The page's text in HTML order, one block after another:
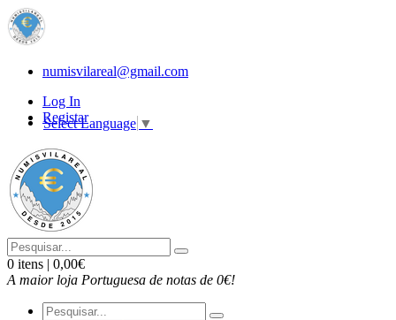
numisvilareal@gmail.com
Log In
Registar
Select Language ▼
0 itens | 0,00€
A maior loja Portuguesa de notas de 0€!